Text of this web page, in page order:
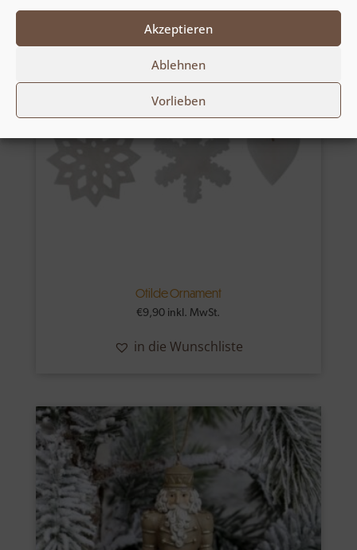
Akzeptieren
Ablehnen
Vorlieben
Otilde Ornament
€9,90 inkl. MwSt.
in die Wunschliste